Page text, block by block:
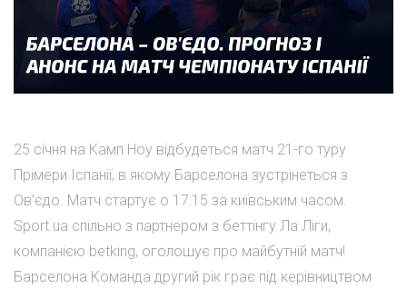
25 січня на Камп Ноу відбудеться матч 21-го туру
Прімери Іспанії, в якому Барселона зустрінеться з
Ов'єдо. Матч стартує о 17:15 за київським часом.
Sport.ua спільно з партнером з беттінгу Ла Ліги,
компанією betking, оголошує про майбутній матч!
Барселона Команда другий рік грає під керівництвом